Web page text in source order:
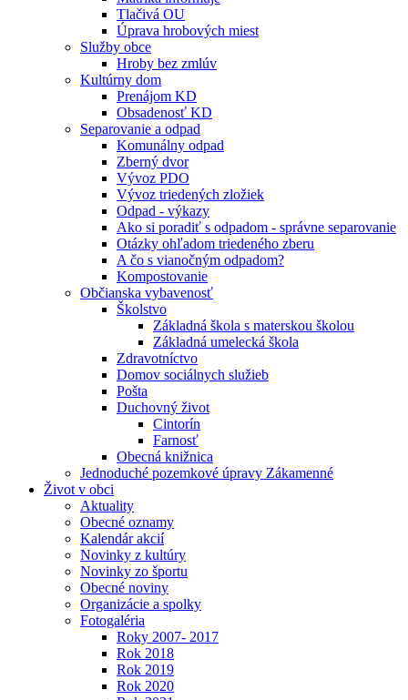
Tlačivá OU
Úprava hrobových miest
Služby obce
Hroby bez zmlúv
Kultúrny dom
Prenájom KD
Obsadenosť KD
Separovanie a odpad
Komunálny odpad
Zberný dvor
Vývoz PDO
Vývoz triedených zložiek
Odpad - výkazy
Ako si poradiť s odpadom - správne separovanie
Otázky ohľadom triedeného zberu
A čo s vianočným odpadom?
Kompostovanie
Občianska vybavenosť
Školstvo
Základná škola s materskou školou
Základná umelecká škola
Zdravotníctvo
Domov sociálnych služieb
Pošta
Duchovný život
Cintorín
Farnosť
Obecná knižnica
Jednoduché pozemkové úpravy Zákamenné
Život v obci
Aktuality
Obecné oznamy
Kalendár akcií
Novinky z kultúry
Novinky zo športu
Obecné noviny
Organizácie a spolky
Fotogaléria
Roky 2007- 2017
Rok 2018
Rok 2019
Rok 2020